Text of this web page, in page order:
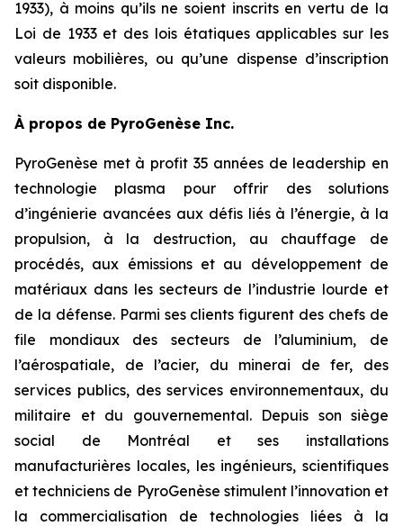
1933), à moins qu’ils ne soient inscrits en vertu de la
Loi de 1933 et des lois étatiques applicables sur les
valeurs mobilières, ou qu’une dispense d’inscription
soit disponible.
À propos de PyroGenèse Inc.
PyroGenèse met à profit 35 années de leadership en
technologie plasma pour offrir des solutions
d’ingénierie avancées aux défis liés à l’énergie, à la
propulsion, à la destruction, au chauffage de
procédés, aux émissions et au développement de
matériaux dans les secteurs de l’industrie lourde et
de la défense. Parmi ses clients figurent des chefs de
file mondiaux des secteurs de l’aluminium, de
l’aérospatiale, de l’acier, du minerai de fer, des
services publics, des services environnementaux, du
militaire et du gouvernemental. Depuis son siège
social de Montréal et ses installations
manufacturières locales, les ingénieurs, scientifiques
et techniciens de PyroGenèse stimulent l’innovation et
la commercialisation de technologies liées à la